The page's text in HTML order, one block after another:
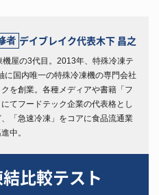
者 デイブレイク代表木下 昌之
屋の3代目。2013年、特殊冷凍テ
に国内唯一の特殊冷凍機の専門会社
を創業。各種メディアや書籍「フ
てフードテック企業の代表格とし
「急速冷凍」をコアに食品流通業
中。
比較テスト